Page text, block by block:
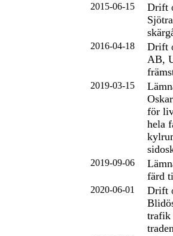
2015-06-15
Drift
2016-04-18
Drift
AB,
2019-03-15
för
hela
2019-09-06
färd
2020-06-01
Drift
trafik